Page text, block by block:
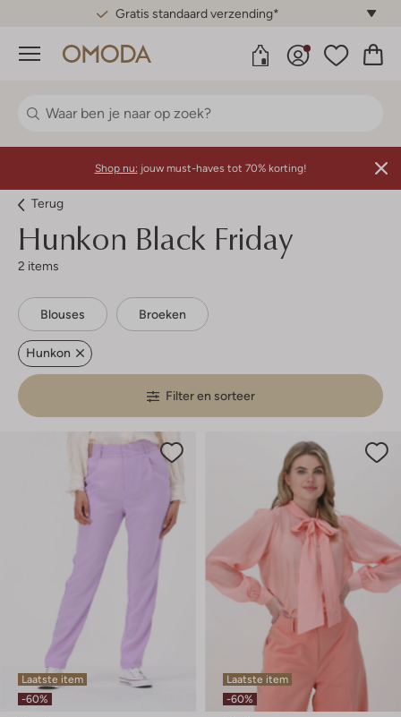
Gratis standaard verzending*
Menu
Shop nu: jouw must-haves tot 70% korting!
Terug
Hunkon Black Friday
2 items
Blouses Broeken
Hunkon
Filter en sorteer
Laatste item
-60%
Laatste item
-60%